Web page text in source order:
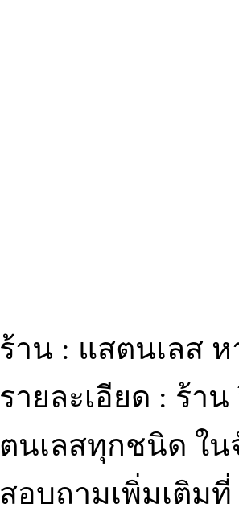
ร้าน : แสตนเลส
รายละเอียด : ร้า
ตนเลสทุกชนิด ใน
สอบถามเพิ่มเติมที่